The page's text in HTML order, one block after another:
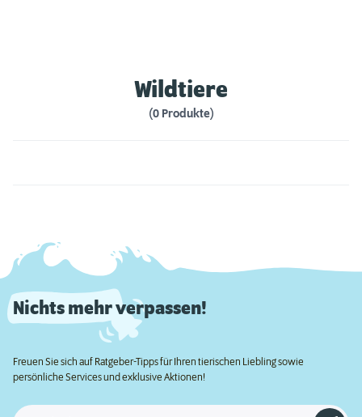
Wildtiere
(0 Produkte)
Nichts mehr verpassen!
Freuen Sie sich auf Ratgeber-Tipps für Ihren tierischen Liebling sowie
persönliche Services und exklusive Aktionen!